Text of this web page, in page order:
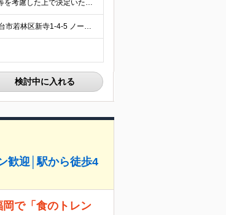
月給25万円～35万円＋諸手当＋賞与（年2回） ※年齢・スキル・経験等を考慮した上で決定いたします。 ※試用期間3ヶ月あり。諸手当は試用期間後に支給開始、その他待遇の差異はありません ※残業代は全額
★U・Iターン歓迎 ★仙台・福岡の2拠点募集！ 【仙台支店】 宮城県仙台市若林区新寺1-4-5 ノースピアビル 【福岡営業所】 福岡県福岡市中央区舞鶴2-1-10 天神フロントスクエア (変更の
検討中に入れる
歓迎│駅から徒歩4
で「食のトレン